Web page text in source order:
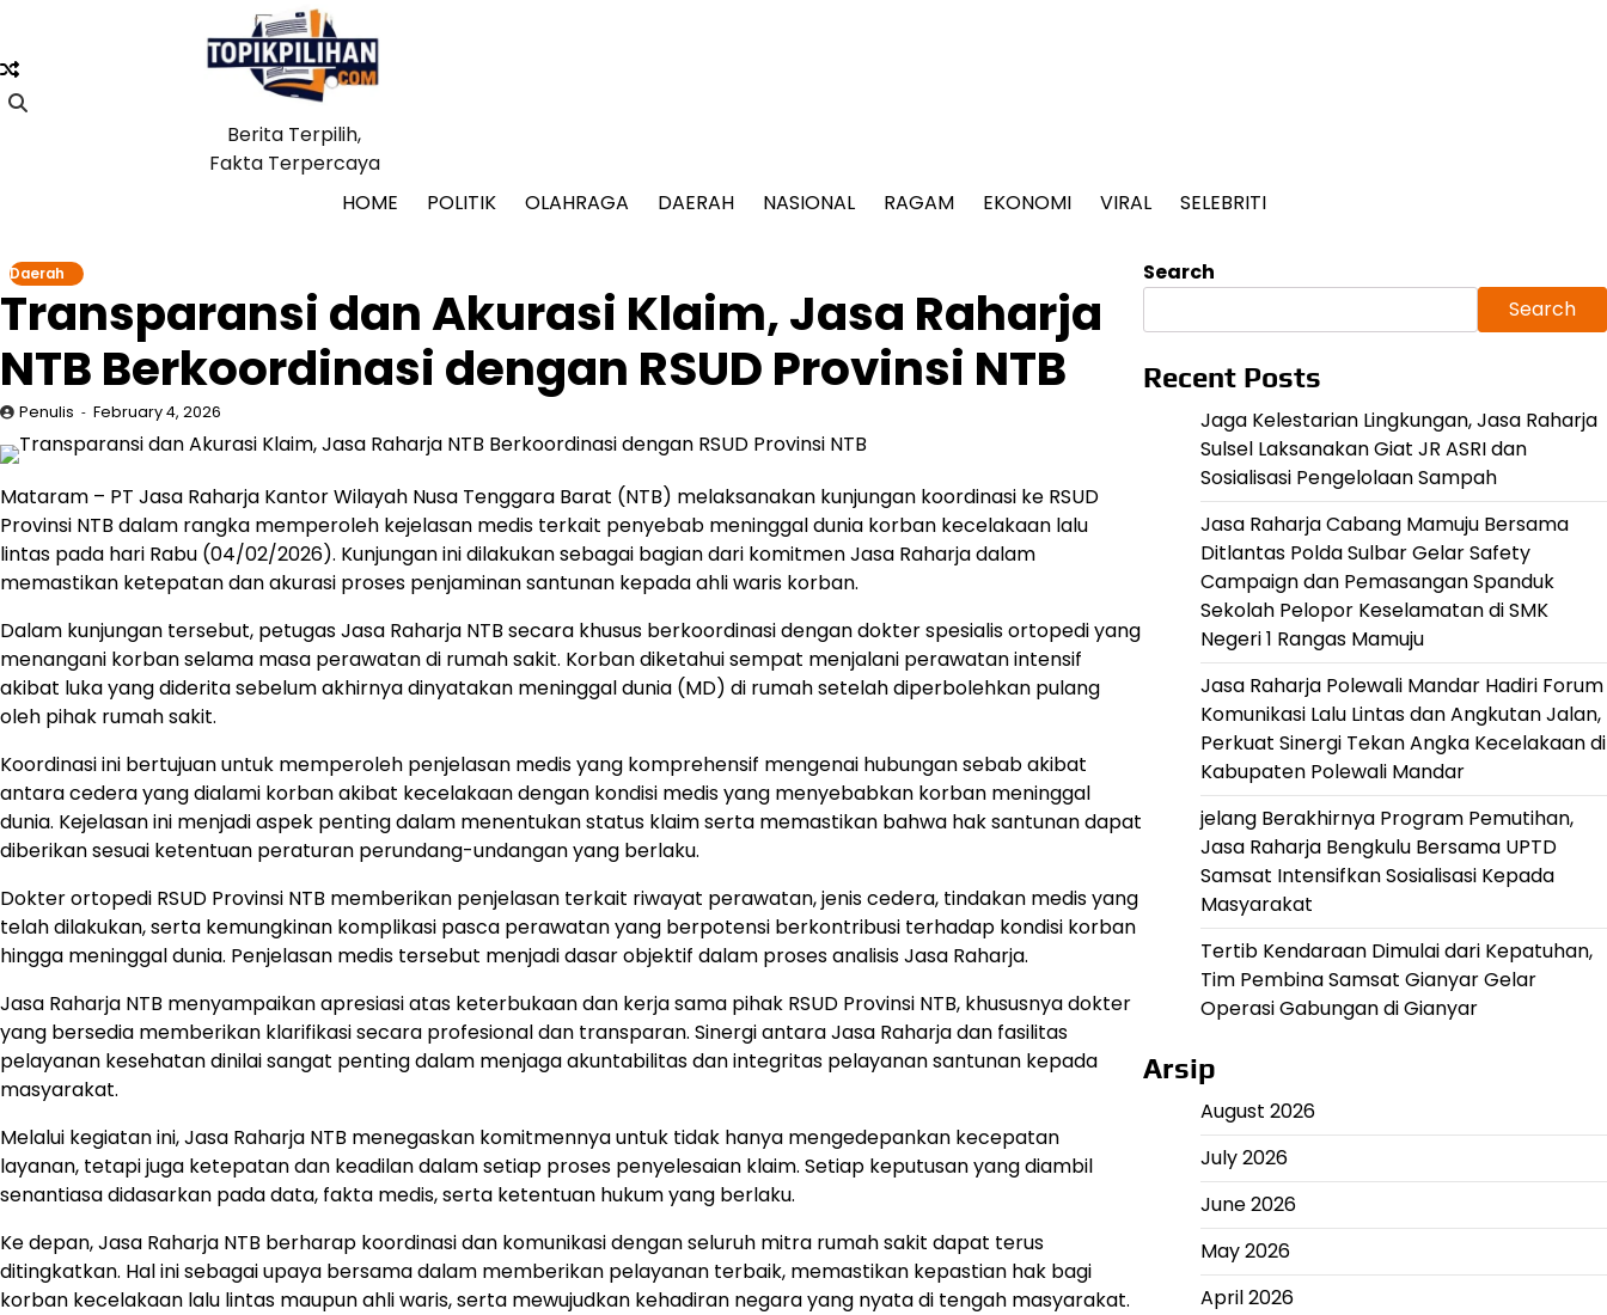
content
Berita Terpilih,
Fakta Terpercaya
HOME
POLITIK OLAHRAGA DAERAH NASIONAL RAGAM EKONOMI VIRAL SELEBRITI
Daerah
Transparansi dan Akurasi Klaim, Jasa Raharja
NTB Berkoordinasi dengan RSUD Provinsi NTB
Penulis February 4, 2026
Mataram – PT Jasa Raharja Kantor Wilayah Nusa Tenggara Barat (NTB) melaksanakan kunjungan koordinasi ke RSUD
Provinsi NTB dalam rangka memperoleh kejelasan medis terkait penyebab meninggal dunia korban kecelakaan lalu
lintas pada hari Rabu (04/02/2026). Kunjungan ini dilakukan sebagai bagian dari komitmen Jasa Raharja dalam
memastikan ketepatan dan akurasi proses penjaminan santunan kepada ahli waris korban.
Dalam kunjungan tersebut, petugas Jasa Raharja NTB secara khusus berkoordinasi dengan dokter spesialis ortopedi yang
menangani korban selama masa perawatan di rumah sakit. Korban diketahui sempat menjalani perawatan intensif
akibat luka yang diderita sebelum akhirnya dinyatakan meninggal dunia (MD) di rumah setelah diperbolehkan pulang
oleh pihak rumah sakit.
Koordinasi ini bertujuan untuk memperoleh penjelasan medis yang komprehensif mengenai hubungan sebab akibat
antara cedera yang dialami korban akibat kecelakaan dengan kondisi medis yang menyebabkan korban meninggal
dunia. Kejelasan ini menjadi aspek penting dalam menentukan status klaim serta memastikan bahwa hak santunan dapat
diberikan sesuai ketentuan peraturan perundang-undangan yang berlaku.
Dokter ortopedi RSUD Provinsi NTB memberikan penjelasan terkait riwayat perawatan, jenis cedera, tindakan medis yang
telah dilakukan, serta kemungkinan komplikasi pasca perawatan yang berpotensi berkontribusi terhadap kondisi korban
hingga meninggal dunia. Penjelasan medis tersebut menjadi dasar objektif dalam proses analisis Jasa Raharja.
Jasa Raharja NTB menyampaikan apresiasi atas keterbukaan dan kerja sama pihak RSUD Provinsi NTB, khususnya dokter
yang bersedia memberikan klarifikasi secara profesional dan transparan. Sinergi antara Jasa Raharja dan fasilitas
pelayanan kesehatan dinilai sangat penting dalam menjaga akuntabilitas dan integritas pelayanan santunan kepada
masyarakat.
Melalui kegiatan ini, Jasa Raharja NTB menegaskan komitmennya untuk tidak hanya mengedepankan kecepatan
layanan, tetapi juga ketepatan dan keadilan dalam setiap proses penyelesaian klaim. Setiap keputusan yang diambil
senantiasa didasarkan pada data, fakta medis, serta ketentuan hukum yang berlaku.
Ke depan, Jasa Raharja NTB berharap koordinasi dan komunikasi dengan seluruh mitra rumah sakit dapat terus
ditingkatkan. Hal ini sebagai upaya bersama dalam memberikan pelayanan terbaik, memastikan kepastian hak bagi
korban kecelakaan lalu lintas maupun ahli waris, serta mewujudkan kehadiran negara yang nyata di tengah masyarakat.
Search
Search
Recent Posts
Jaga Kelestarian Lingkungan, Jasa Raharja
Sulsel Laksanakan Giat JR ASRI dan
Sosialisasi Pengelolaan Sampah
Jasa Raharja Cabang Mamuju Bersama
Ditlantas Polda Sulbar Gelar Safety
Campaign dan Pemasangan Spanduk
Sekolah Pelopor Keselamatan di SMK
Negeri 1 Rangas Mamuju
Jasa Raharja Polewali Mandar Hadiri Forum
Komunikasi Lalu Lintas dan Angkutan Jalan,
Perkuat Sinergi Tekan Angka Kecelakaan di
Kabupaten Polewali Mandar
jelang Berakhirnya Program Pemutihan,
Jasa Raharja Bengkulu Bersama UPTD
Samsat Intensifkan Sosialisasi Kepada
Masyarakat
Tertib Kendaraan Dimulai dari Kepatuhan,
Tim Pembina Samsat Gianyar Gelar
Operasi Gabungan di Gianyar
Arsip
August 2026
July 2026
June 2026
May 2026
April 2026